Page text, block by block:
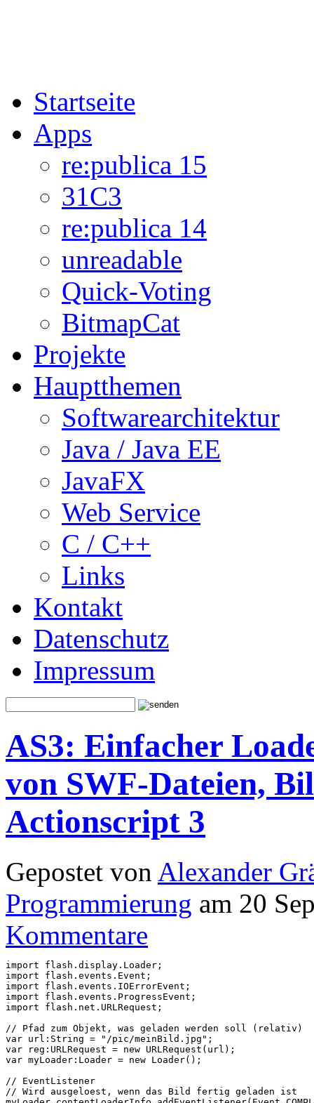
Startseite
Apps
re:publica 15
31C3
re:publica 14
unreadable
Quick-Voting
BitmapCat
Projekte
Hauptthemen
Softwarearchitektur
Java / Java EE
JavaFX
Web Service
C / C++
Links
Kontakt
Datenschutz
Impressum
AS3: Einfacher
von SWF-Dateien,
Actionscript 3
Gepostet von Alexander
Programmierung am 20
Kommentare
import flash.display.Loader;
import flash.events.Event;
import flash.events.IOErrorEvent;
import flash.events.ProgressEvent;
import flash.net.URLRequest;
// Pfad zum Objekt, was geladen werden soll (relativ)
var url:String = "/pic/meinBild.jpg";
var reg:URLRequest = new URLRequest(url);
var myLoader:Loader = new Loader();
// EventListener
// Wird ausgeloest, wenn das Bild fertig geladen ist